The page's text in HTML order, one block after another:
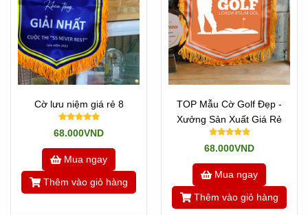
Cờ lưu niệm giá rẻ 8
68.000VND
Mua ngay
Thêm vào giỏ hàng
TOP Mẫu Cờ Golf Đẹp -
Xưởng Sản Xuất Giá Rẻ
68.000VND
Mua ngay
Thêm vào giỏ hàng